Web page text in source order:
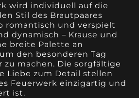
wird individuell auf die
Stil des Brautpaares
romantisch und verspielt
dynamisch – Krause und
breite Palette an
den besonderen Tag
zu machen. Die sorgfältige
Liebe zum Detail stellen
Feuerwerk einzigartig und
ist.